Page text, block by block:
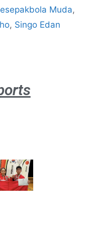
Muda,
, Singo Edan